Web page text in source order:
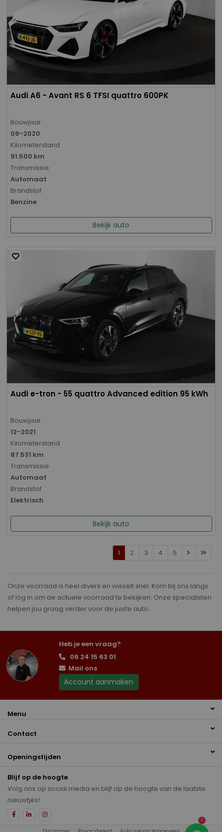
Audi A6 - Avant RS 6 TFSI quattro 600PK
Bouwjaar
09-2020
Kilometerstand
91.500 km
Transmissie
Automaat
Brandstof
Benzine
Bekijk auto
Audi e-tron - 55 quattro Advanced edition 95 kWh
Bouwjaar
12-2021
Kilometerstand
87.531 km
Transmissie
Automaat
Brandstof
Elektrisch
Bekijk auto
1 2 3 4 5
Onze voorraad is heel divers en wisselt snel. Kom bij ons langs
of log in om de actuele voorraad te bekijken. Onze specialisten
helpen jou graag verder voor de juiste auto.
Heb je een vraag?
06 24 15 63 01
Mail ons
Account aanmaken
Menu
Contact
Openingstijden
Blijf op de hoogte
Volg ons op social media en blijf op de hoogte van de laatste
nieuwtjes!
1